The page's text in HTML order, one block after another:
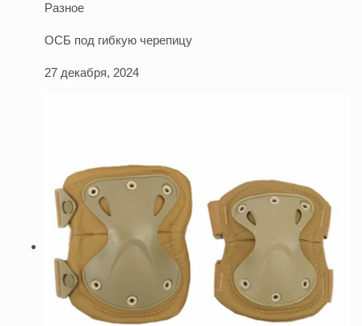
Разное
ОСБ под гибкую черепицу
27 декабря, 2024